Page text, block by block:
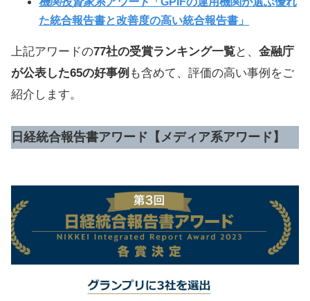
た統合報告書と改善度の高い統合報告書」
上記アワードの77社の受賞ランキング一覧と、 金融庁
が公表した65の好事例 も含めて、評価の高い事例をご
紹介します。
日経統合報告書アワード 【メディア系アワード】